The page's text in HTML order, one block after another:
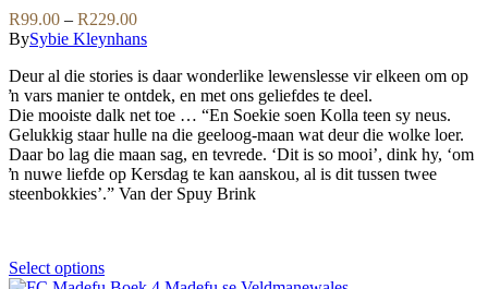
variants.
The
options
may
be
chosen
on
the
product
page
R99.00 – R229.00Price
range:
through
R229.00
BySybie Kleynhans
Deur al die stories is daar wonderlike lewenslesse vir elkeen om op
ŉ vars manier te ontdek, en met ons geliefdes te deel.
Die mooiste dalk net toe … “En Soekie soen Kolla teen sy neus.
Gelukkig staar hulle na die geeloog-maan wat deur die wolke loer.
Daar bo lag die maan sag, en tevrede. ‘Dit is so mooi’, dink hy, ‘om
ŉ nuwe liefde op Kersdag te kan aanskou, al is dit tussen twee
steenbokkies’.” Van der Spuy Brink
Select optionsThis